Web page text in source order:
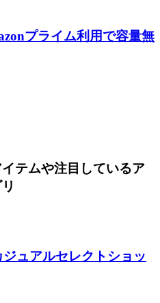
プライム利用で容量無
テムや注目しているア
ュアルセレクトショッ